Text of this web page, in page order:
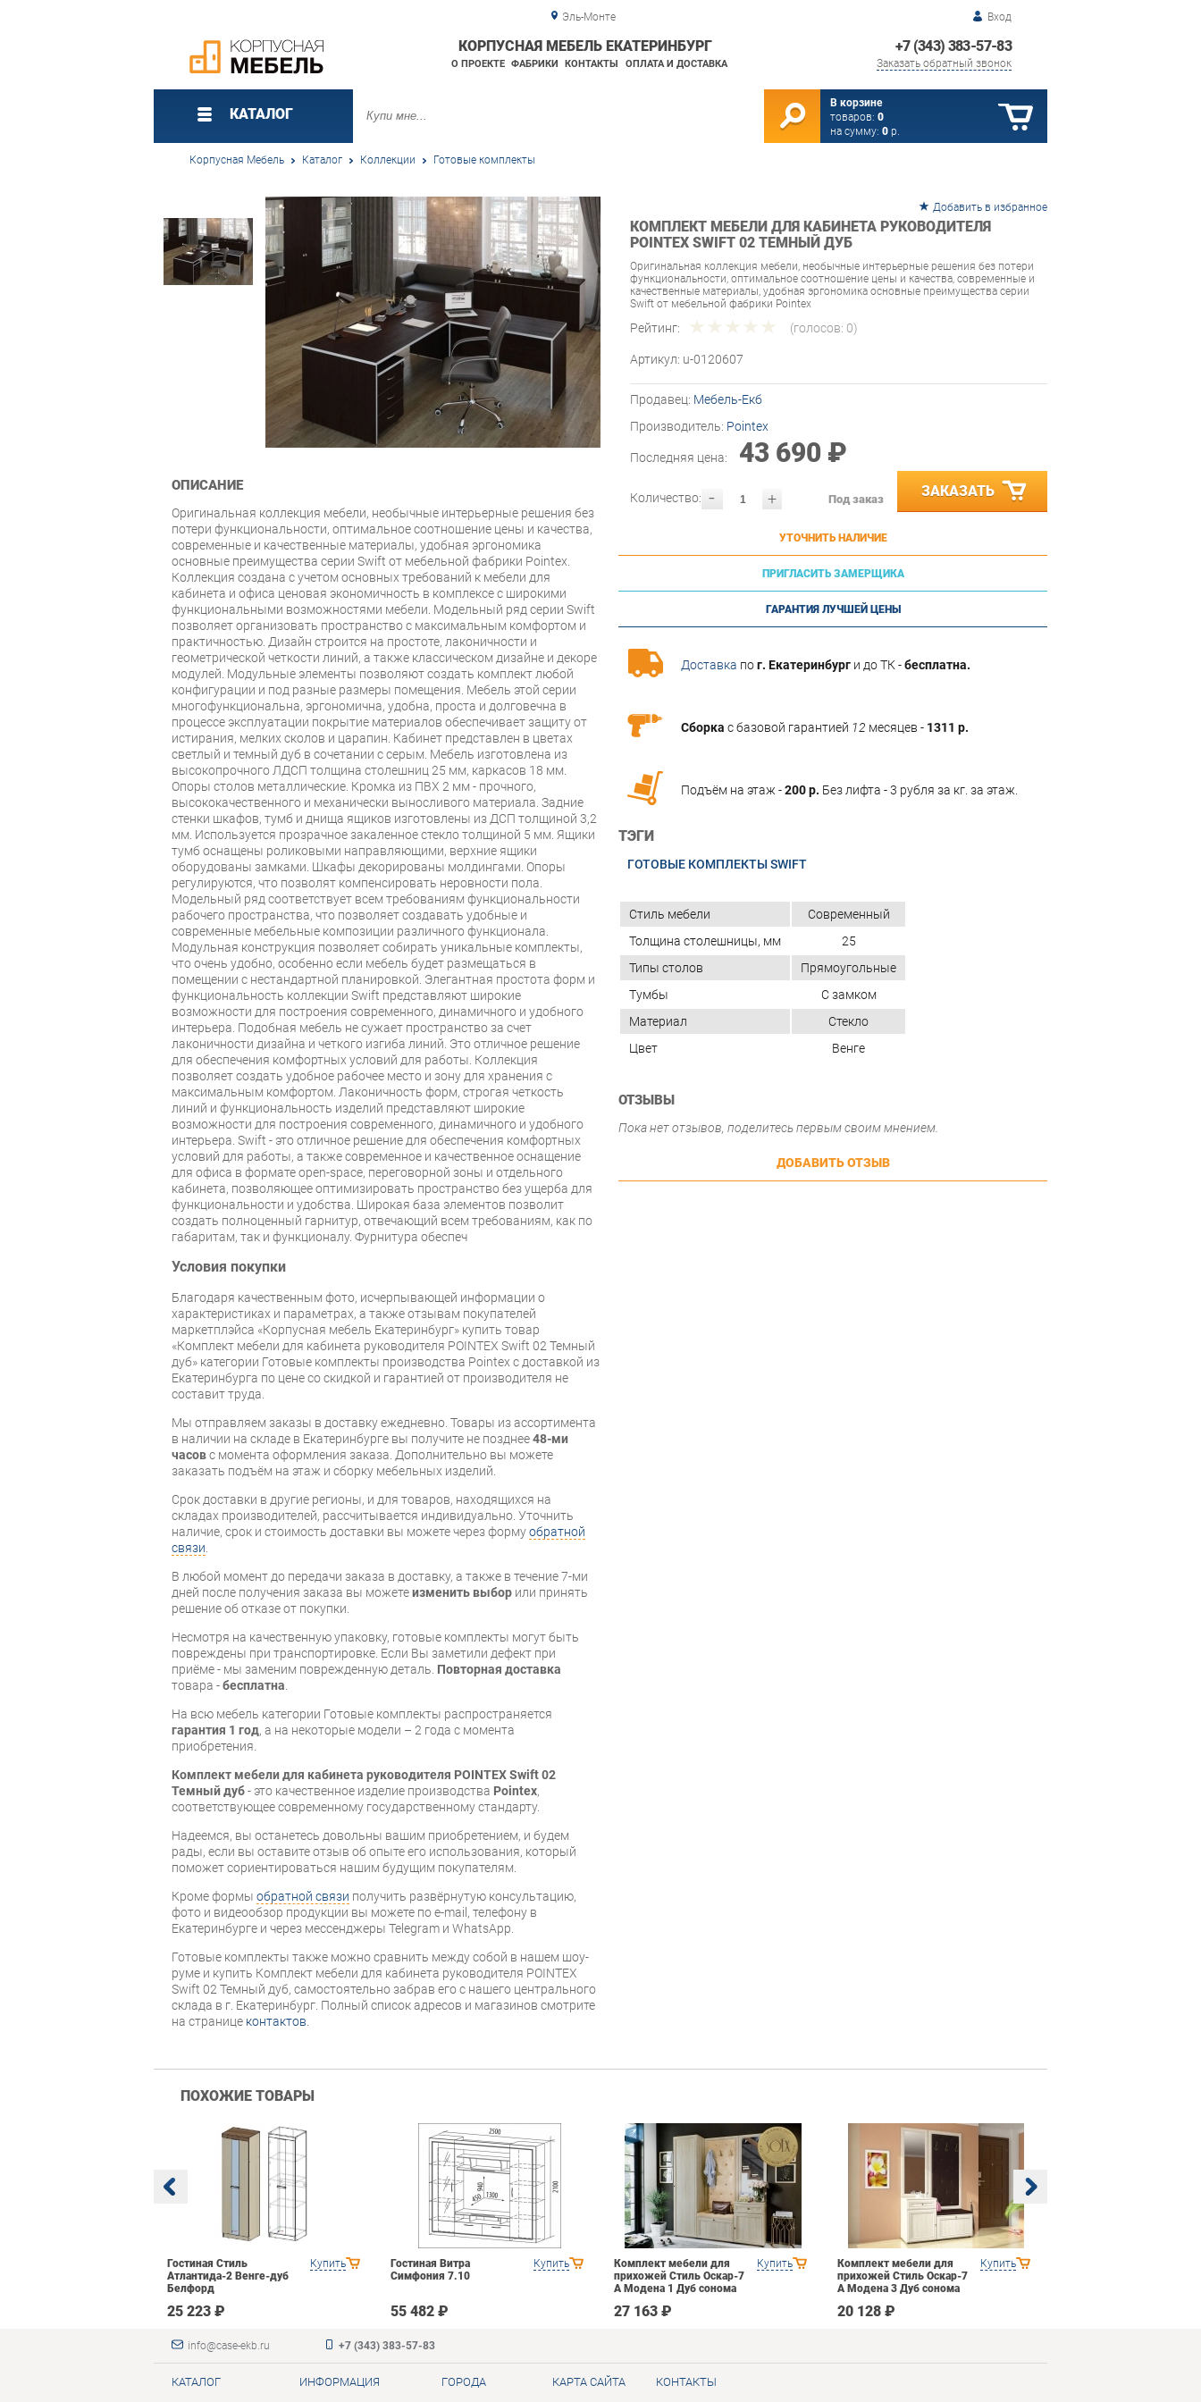
Эль-Монте Вход
+7 (343) 383-57-83
Заказать обратный звонок
КОРПУСНАЯ МЕБЕЛЬ ЕКАТЕРИНБУРГ
О ПРОЕКТЕ ФАБРИКИ КОНТАКТЫ ОПЛАТА И ДОСТАВКА
КАТАЛОГ
В корзине
товаров: 0
на сумму: 0 р.
Корпусная Мебель Каталог Коллекции Готовые комплекты
Добавить в избранное
КОМПЛЕКТ МЕБЕЛИ ДЛЯ КАБИНЕТА РУКОВОДИТЕЛЯ
POINTEX SWIFT 02 ТЕМНЫЙ ДУБ
Оригинальная коллекция мебели, необычные интерьерные решения без потери
функциональности, оптимальное соотношение цены и качества, современные и
качественные материалы, удобная эргономика основные преимущества серии
Swift от мебельной фабрики Pointex
Рейтинг: (голосов: 0)
Артикул: u-0120607
Продавец: Мебель-Екб
Производитель: Pointex
Последняя цена: 43 690 ₽
- +
Количество: Под заказ ЗАКАЗАТЬ
УТОЧНИТЬ НАЛИЧИЕ
ПРИГЛАСИТЬ ЗАМЕРЩИКА
ГАРАНТИЯ ЛУЧШЕЙ ЦЕНЫ
Доставка пог. Екатеринбург и до ТК -бесплатна.
Сборка с базовой гарантией 12 месяцев - 1311 р.
Подъём на этаж -200 р. Без лифта - 3 рубля за кг. за этаж.
ТЭГИ
ГОТОВЫЕ КОМПЛЕКТЫ SWIFT
ОПИСАНИЕ
Оригинальная коллекция мебели, необычные интерьерные решения без
потери функциональности, оптимальное соотношение цены и качества,
современные и качественные материалы, удобная эргономика
основные преимущества серии Swift от мебельной фабрики Pointex.
Коллекция создана с учетом основных требований к мебели для
кабинета и офиса ценовая экономичность в комплексе с широкими
функциональными возможностями мебели. Модельный ряд серии Swift
позволяет организовать пространство с максимальным комфортом и
практичностью. Дизайн строится на простоте, лаконичности и
геометрической четкости линий, а также классическом дизайне и декоре
модулей. Модульные элементы позволяют создать комплект любой
конфигурации и под разные размеры помещения. Мебель этой серии
многофункциональна, эргономична, удобна, проста и долговечна в
процессе эксплуатации покрытие материалов обеспечивает защиту от
истирания, мелких сколов и царапин. Кабинет представлен в цветах
светлый и темный дуб в сочетании с серым. Мебель изготовлена из
высокопрочного ЛДСП толщина столешниц 25 мм, каркасов 18 мм.
Опоры столов металлические. Кромка из ПВХ 2 мм - прочного,
высококачественного и механически выносливого материала. Задние
стенки шкафов, тумб и днища ящиков изготовлены из ДСП толщиной 3,2
мм. Используется прозрачное закаленное стекло толщиной 5 мм. Ящики
тумб оснащены роликовыми направляющими, верхние ящики
оборудованы замками. Шкафы декорированы молдингами. Опоры
регулируются, что позволят компенсировать неровности пола.
Модельный ряд соответствует всем требованиям функциональности
рабочего пространства, что позволяет создавать удобные и
современные мебельные композиции различного функционала.
Модульная конструкция позволяет собирать уникальные комплекты,
что очень удобно, особенно если мебель будет размещаться в
помещении с нестандартной планировкой. Элегантная простота форм и
функциональность коллекции Swift представляют широкие
возможности для построения современного, динамичного и удобного
интерьера. Подобная мебель не сужает пространство за счет
лаконичности дизайна и четкого изгиба линий. Это отличное решение
для обеспечения комфортных условий для работы. Коллекция
позволяет создать удобное рабочее место и зону для хранения с
максимальным комфортом. Лаконичность форм, строгая четкость
линий и функциональность изделий представляют широкие
возможности для построения современного, динамичного и удобного
интерьера. Swift - это отличное решение для обеспечения комфортных
условий для работы, а также современное и качественное оснащение
для офиса в формате open-space, переговорной зоны и отдельного
кабинета, позволяющее оптимизировать пространство без ущерба для
функциональности и удобства. Широкая база элементов позволит
создать полноценный гарнитур, отвечающий всем требованиям, как по
габаритам, так и функционалу. Фурнитура обеспеч
Условия покупки
Благодаря качественным фото, исчерпывающей информации о
характеристиках и параметрах, а также отзывам покупателей
маркетплэйса «Корпусная мебель Екатеринбург» купить товар
«Комплект мебели для кабинета руководителя POINTEX Swift 02 Темный
дуб» категории Готовые комплекты производства Pointex с доставкой из
Екатеринбурга по цене со скидкой и гарантией от производителя не
составит труда.
Мы отправляем заказы в доставку ежедневно. Товары из ассортимента
в наличии на складе в Екатеринбурге вы получите не позднее48-ми
часовс момента оформления заказа. Дополнительно вы можете
заказать подъём на этаж и сборку мебельных изделий.
Срок доставки в другие регионы, и для товаров, находящихся на
складах производителей, рассчитывается индивидуально. Уточнить
наличие, срок и стоимость доставки вы можете через формуобратной
связи.
В любой момент до передачи заказа в доставку, а также в течение 7-ми
дней после получения заказа вы можетеизменить выбор или принять
решение об отказе от покупки.
Несмотря на качественную упаковку, готовые комплекты могут быть
повреждены при транспортировке. Если Вы заметили дефект при
приёме - мы заменим поврежденную деталь. Повторная доставка
товара -бесплатна.
На всю мебель категории Готовые комплекты распространяется
гарантия 1 год, а на некоторые модели – 2 года с момента
приобретения.
Комплект мебели для кабинета руководителя POINTEX Swift 02
Темный дуб- это качественное изделие производства Pointex,
соответствующее современному государственному стандарту.
Надеемся, вы останетесь довольны вашим приобретением, и будем
рады, если вы оставите отзыв об опыте его использования, который
поможет сориентироваться нашим будущим покупателям.
Кроме формы обратной связи получить развёрнутую консультацию,
фото и видеообзор продукции вы можете по e-mail, телефону в
Екатеринбурге и через мессенджеры Telegram и WhatsApp.
Готовые комплекты также можно сравнить между собой в нашем шоу-
руме и купить Комплект мебели для кабинета руководителя POINTEX
Swift 02 Темный дуб, самостоятельно забрав его с нашего центрального
склада в г. Екатеринбург. Полный список адресов и магазинов смотрите
на странице контактов.
Стиль мебели
Современный
Толщина столешницы, мм
25
Типы столов
Прямоугольные
Тумбы
С замком
Материал
Стекло
Цвет
Венге
ОТЗЫВЫ
Пока нет отзывов, поделитесь первым своим мнением.
ДОБАВИТЬ ОТЗЫВ
ПОХОЖИЕ ТОВАРЫ
Купить
Гостиная Стиль
Атлантида-2 Венге-дуб
Белфорд
25 223 ₽
Купить
Гостиная Витра
Симфония 7.10
55 482 ₽
Купить
Комплект мебели для
прихожей Стиль Оскар-7
А Модена 1 Дуб сонома
27 163 ₽
Купить
Комплект мебели для
прихожей Стиль Оскар-7
А Модена 3 Дуб сонома
20 128 ₽
info@case-ekb.ru +7 (343) 383-57-83
КАТАЛОГ ИНФОРМАЦИЯ ГОРОДА КАРТА САЙТА КОНТАКТЫ